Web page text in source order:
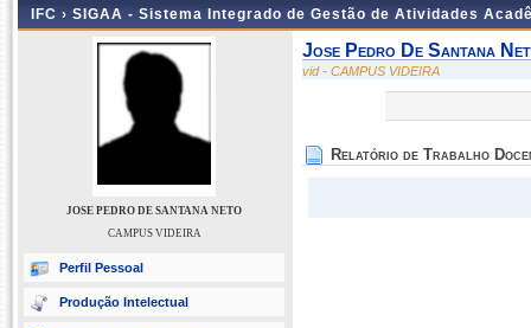
IFC › SIGAA - Sistema Integrado de Gestão de Atividades
JOSE PEDRO DE SANTANA NETO
CAMPUS VIDEIRA
Perfil Pessoal
Produção Intelectual
Jose Pedro De Santana
vid - CAMPUS VIDEIRA
Relatório de Trabalho